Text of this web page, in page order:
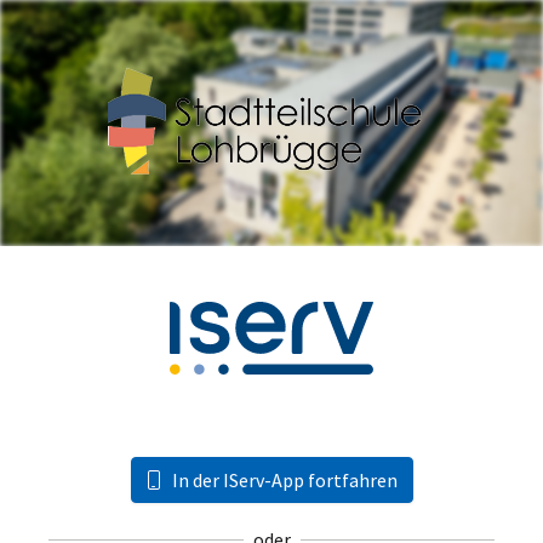
In der IServ-App fortfahren